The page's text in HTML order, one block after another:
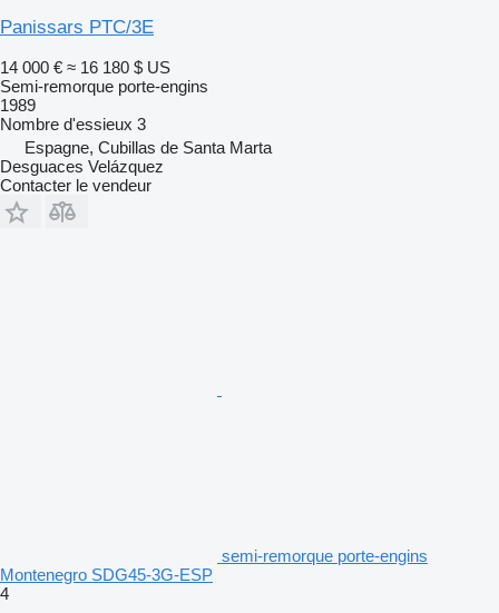
Panissars PTC/3E
14 000 € ≈ 16 180 $ US
Semi-remorque porte-engins
1989
Nombre d'essieux 3
Espagne, Cubillas de Santa Marta
Desguaces Velázquez
Contacter le vendeur
semi-remorque porte-engins
Montenegro SDG45-3G-ESP
4